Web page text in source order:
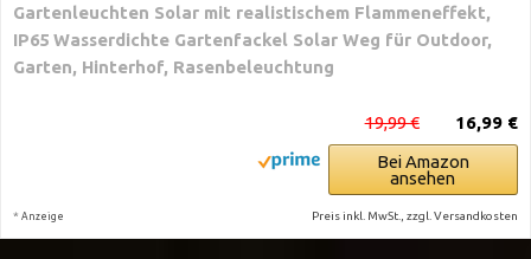
Gartenleuchten Solar mit realistischem Flammeneffekt,
IP65 Wasserdichte Gartenfackel Solar Weg für Outdoor,
Garten, Hinterhof, Rasenbeleuchtung
16,99 €
19,99 €
Bei Amazon
ansehen
* Anzeige Preis inkl. MwSt., zzgl. Versandkosten